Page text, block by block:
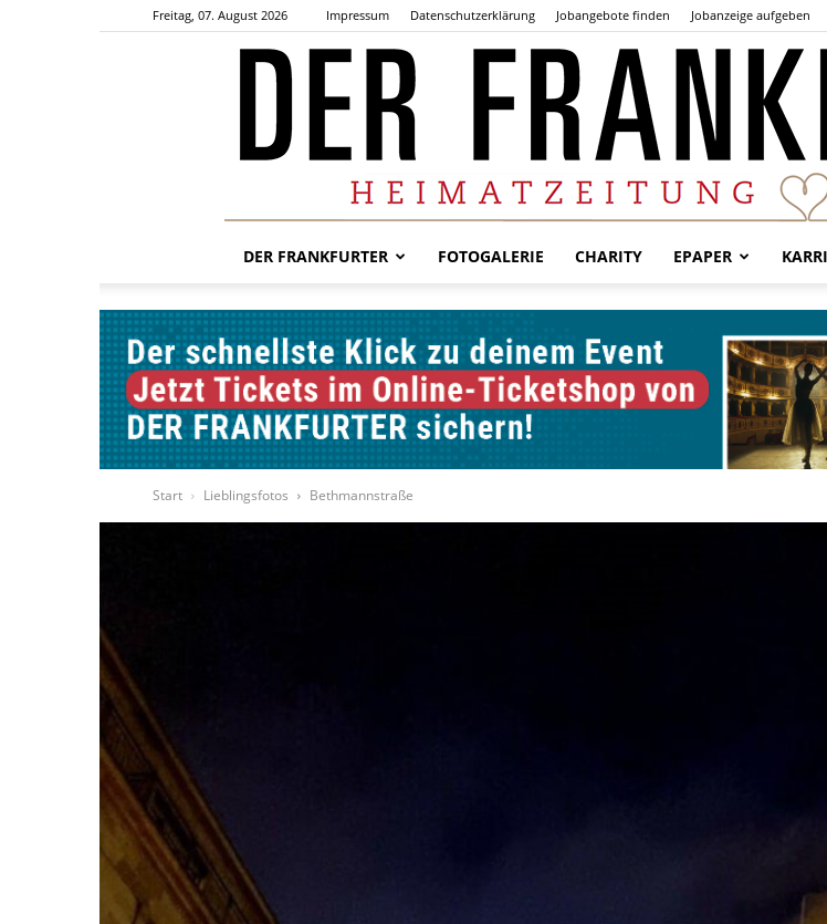
Freitag, 07. August 2026 Impressum Datenschutzerklärung Jobangebote finden Jobanzeige aufgeben
Frankfurter
DER FRANKFURTER FOTOGALERIE CHARITY EPAPER
Start Lieblingsfotos Bethmannstraße